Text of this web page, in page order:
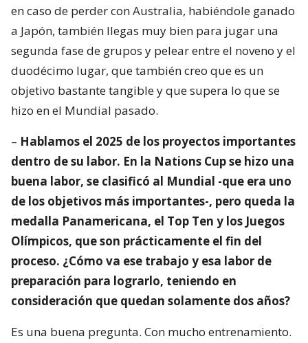
en caso de perder con Australia, habiéndole ganado
a Japón, también llegas muy bien para jugar una
segunda fase de grupos y pelear entre el noveno y el
duodécimo lugar, que también creo que es un
objetivo bastante tangible y que supera lo que se
hizo en el Mundial pasado.
– Hablamos el 2025 de los proyectos importantes
dentro de su labor. En la Nations Cup se hizo una
buena labor, se clasificó al Mundial -que era uno
de los objetivos más importantes-, pero queda la
medalla Panamericana, el Top Ten y los Juegos
Olímpicos, que son prácticamente el fin del
proceso. ¿Cómo va ese trabajo y esa labor de
preparación para lograrlo, teniendo en
consideración que quedan solamente dos años?
Es una buena pregunta. Con mucho entrenamiento.